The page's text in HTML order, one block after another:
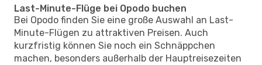
Last-Minute-Flüge bei Opodo buchen
Bei Opodo finden Sie eine große Auswahl an Last-
Minute-Flügen zu attraktiven Preisen. Auch
kurzfristig können Sie noch ein Schnäppchen
machen, besonders außerhalb der Hauptreisezeiten